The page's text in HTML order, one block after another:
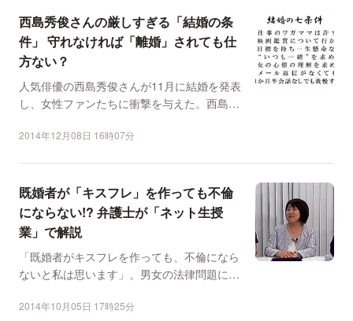
西島秀俊さんの厳しすぎる「結婚の条
件」 守れなければ「離婚」されても仕
方ない？
人気俳優の西島秀俊さんが11月に結婚を発表
し、女性ファンたちに衝撃を与えた。西島さ
2014年12月08日 16時07分
既婚者が「キスフレ」を作っても不倫
にならない!? 弁護士が「ネット生授
業」で解説
「既婚者がキスフレを作っても、不倫になら
ないと私は思います」。男女の法律問題にく
2014年10月05日 17時25分